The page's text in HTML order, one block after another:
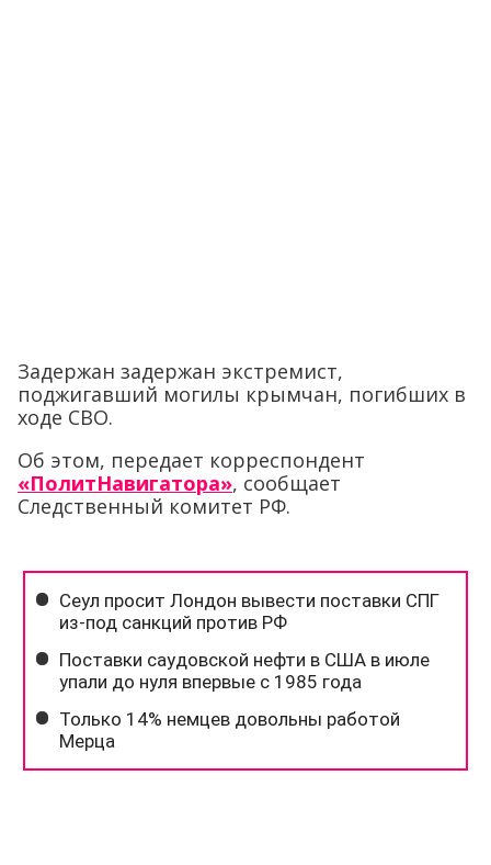
Задержан задержан экстремист,
поджигавший могилы крымчан, погибших в
ходе СВО.
Об этом, передает корреспондент
«ПолитНавигатора», сообщает
Следственный комитет РФ.